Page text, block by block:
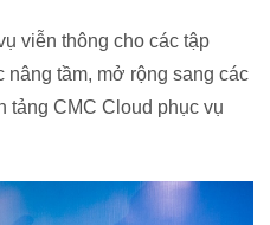
viễn thông cho các tập
tầm, mở rộng sang các
tảng CMC Cloud phục vụ